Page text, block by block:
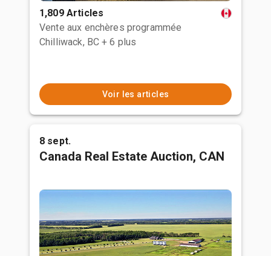
1,809 Articles
Vente aux enchères programmée
Chilliwack, BC + 6 plus
Voir les articles
8 sept.
Canada Real Estate Auction, CAN